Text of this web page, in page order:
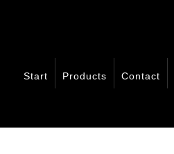
Start Products Contact